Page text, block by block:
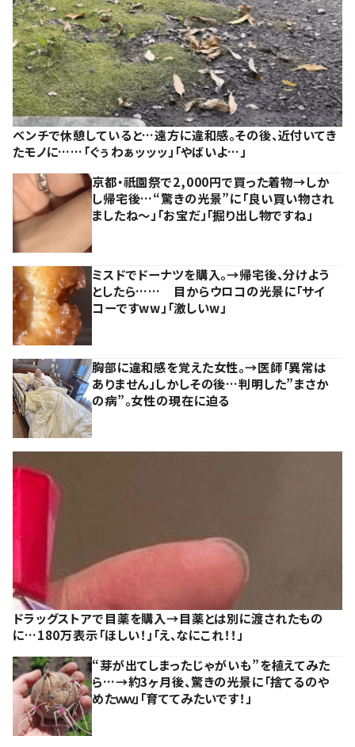
ベンチで休憩していると…遠方に違和感。その後、近付いてき
たモノに……「ぐぅわぁッッッ」「やばいよ…」
京都・祇園祭で2,000円で買った着物→しか
し帰宅後…“驚きの光景”に「良い買い物され
ましたね～」「お宝だ」「掘り出し物ですね」
ミスドでドーナツを購入。→帰宅後、分けよう
としたら…… 目からウロコの光景に「サイ
コーですww」「激しいw」
胸部に違和感を覚えた女性。→医師「異常は
ありません」しかしその後…判明した”まさか
の病”。女性の現在に迫る
ドラッグストアで目薬を購入→目薬とは別に渡されたもの
に…180万表示「ほしい！」「え、なにこれ！！」
“芽が出てしまったじゃがいも”を植えてみた
ら…→約3ヶ月後、驚きの光景に「捨てるのや
めたｗｗ」「育ててみたいです！」